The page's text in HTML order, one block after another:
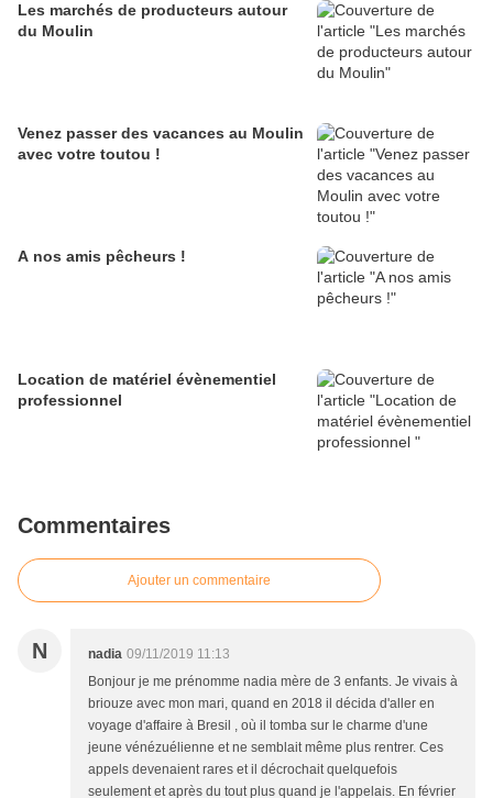
Les marchés de producteurs autour
du Moulin
Venez passer des vacances au Moulin
avec votre toutou !
A nos amis pêcheurs !
Location de matériel évènementiel
professionnel
Commentaires
Ajouter un commentaire
N nadia 09/11/2019 11:13
Bonjour je me prénomme nadia mère de 3 enfants. Je vivais à
briouze avec mon mari, quand en 2018 il décida d'aller en
voyage d'affaire à Bresil , où il tomba sur le charme d'une
jeune vénézuélienne et ne semblait même plus rentrer. Ces
appels devenaient rares et il décrochait quelquefois
seulement et après du tout plus quand je l'appelais. En février